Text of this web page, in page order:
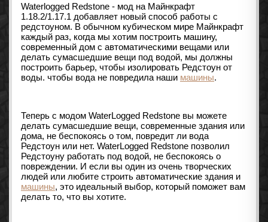
Waterlogged Redstone - мод на Майнкрафт
1.18.2/1.17.1 добавляет новый способ работы с
редстоуном. В обычном кубическом мире Майнкрафт
каждый раз, когда мы хотим построить машину,
современный дом с автоматическими вещами или
делать сумасшедшие вещи под водой, мы должны
построить барьер, чтобы изолировать Редстоун от
воды. чтобы вода не повредила наши машины.
Теперь с модом WaterLogged Redstone вы можете
делать сумасшедшие вещи, современные здания или
дома, не беспокоясь о том, повредит ли вода
Редстоун или нет. WaterLogged Redstone позволил
Редстоуну работать под водой, не беспокоясь о
повреждении. И если вы один из очень творческих
людей или любите строить автоматические здания и
машины, это идеальный выбор, который поможет вам
делать то, что вы хотите.